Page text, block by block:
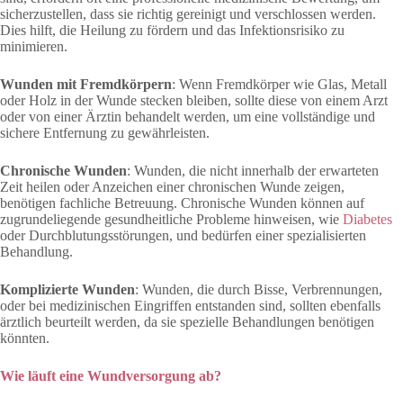
sicherzustellen, dass sie richtig gereinigt und verschlossen werden.
Dies hilft, die Heilung zu fördern und das Infektionsrisiko zu
minimieren.
Wunden mit Fremdkörpern: Wenn Fremdkörper wie Glas, Metall
oder Holz in der Wunde stecken bleiben, sollte diese von einem Arzt
oder von einer Ärztin behandelt werden, um eine vollständige und
sichere Entfernung zu gewährleisten.
Chronische Wunden: Wunden, die nicht innerhalb der erwarteten
Zeit heilen oder Anzeichen einer chronischen Wunde zeigen,
benötigen fachliche Betreuung. Chronische Wunden können auf
zugrundeliegende gesundheitliche Probleme hinweisen, wie Diabetes
oder Durchblutungsstörungen, und bedürfen einer spezialisierten
Behandlung.
Komplizierte Wunden: Wunden, die durch Bisse, Verbrennungen,
oder bei medizinischen Eingriffen entstanden sind, sollten ebenfalls
ärztlich beurteilt werden, da sie spezielle Behandlungen benötigen
könnten.
Wie läuft eine Wundversorgung ab?